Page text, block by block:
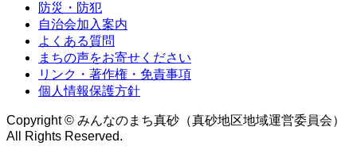
防災・防犯
自治会加入案内
よくある質問
まちの声をお寄せください
リンク・著作権・免責事項
個人情報保護方針
Copyright © みんなのまち真砂（真砂地区地域運営委員会）
All Rights Reserved.